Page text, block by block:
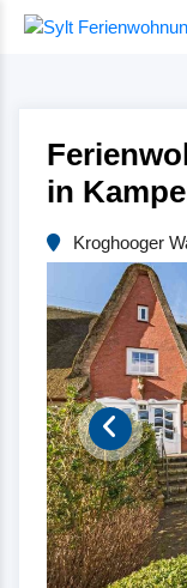
in
Kroghooger